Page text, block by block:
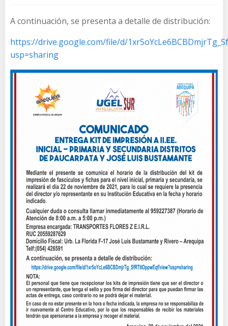
A continuación, se presenta a detalle de distribución:
https://drive.google.com/file/d/
usp=sharing